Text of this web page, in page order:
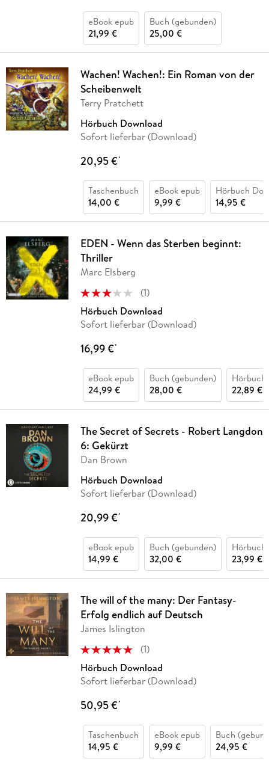
eBook epub
21,99 €
Buch (gebunden)
25,00 €
Wachen! Wachen!: Ein Roman von der
Scheibenwelt
Terry Pratchett
Hörbuch Download
Sofort lieferbar (Download)
20,95 €*
Taschenbuch
14,00 €
eBook epub
9,99 €
Hörbuch
14,95 €
EDEN - Wenn das Sterben beginnt:
Thriller
Marc Elsberg
(1)
Hörbuch Download
Sofort lieferbar (Download)
16,99 €*
eBook epub
24,99 €
Buch (gebunden)
28,00 €
Hörbuch
22,89 €
The Secret of Secrets - Robert Langdon
6: Gekürzt
Dan Brown
Hörbuch Download
Sofort lieferbar (Download)
20,99 €*
eBook epub
14,99 €
Buch (gebunden)
32,00 €
Hörbuch
23,99 €
The will of the many: Der Fantasy-
Erfolg endlich auf Deutsch
James Islington
(1)
Hörbuch Download
Sofort lieferbar (Download)
50,95 €*
Taschenbuch
14,95 €
eBook epub
9,99 €
Buch
24,95 €